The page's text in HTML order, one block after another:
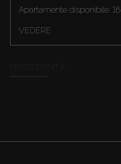
Apartamente disponibile: 16
VEDERE